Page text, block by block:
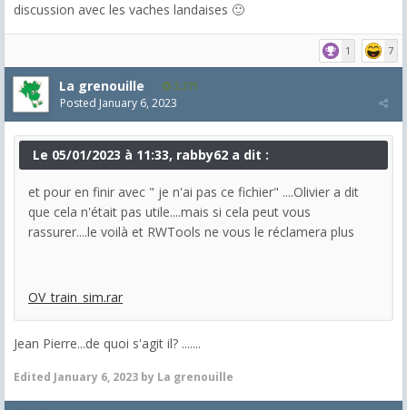
discussion avec les vaches landaises 🙂
1 7
La grenouille 3,271
Posted January 6, 2023
Le 05/01/2023 à 11:33, rabby62 a dit :
et pour en finir avec " je n'ai pas ce fichier" ....Olivier a dit
que cela n'était pas utile....mais si cela peut vous
rassurer....le voilà et RWTools ne vous le réclamera plus
OV_train_sim.rar
Jean Pierre...de quoi s'agit il? .......
Edited January 6, 2023 by La grenouille